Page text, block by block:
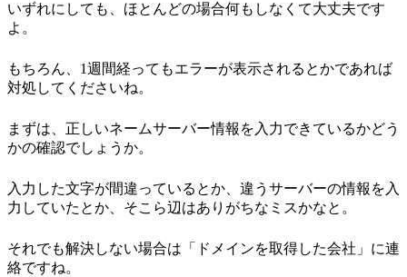
いずれにしても、ほとんどの場合何もしなくて大丈夫です
よ。
もちろん、1週間経ってもエラーが表示されるとかであれば
対処してくださいね。
まずは、正しいネームサーバー情報を入力できているかどう
かの確認でしょうか。
入力した文字が間違っているとか、違うサーバーの情報を入
力していたとか、そこら辺はありがちなミスかなと。
それでも解決しない場合は「ドメインを取得した会社」に連
絡ですね。